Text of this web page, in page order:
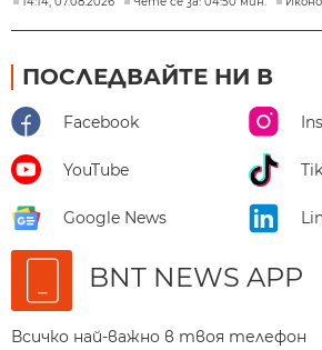
ПОСЛЕДВАЙТЕ НИ В
Facebook
YouTube
Google News
BNT NEWS APP
Всичко най-важно в твоя телефон